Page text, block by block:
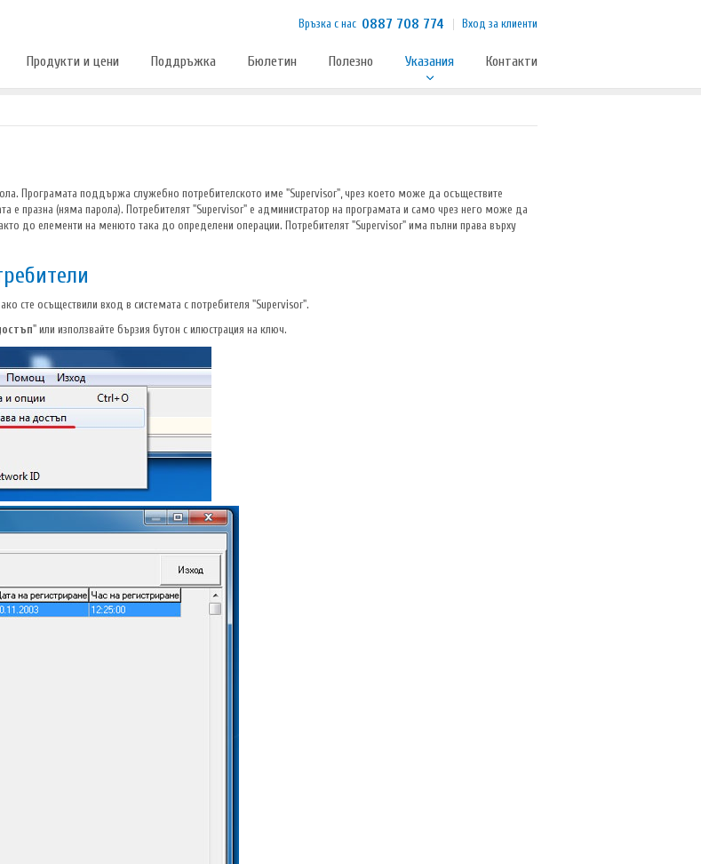
Продукти и цени Поддръжка Бюлетин Полезно Указания Контакти
Връзка с нас 0887 708 774 Вход за клиенти
Програмата поддържа служебно потребителското име "Supervisor", чрез което може да осъществите
е празна (няма парола). Потребителят "Supervisor" е администратор на програмата и само чрез него може да
до елементи на менюто така до определени операции. Потребителят "Supervisor" има пълни права върху
сте осъществили вход в системата с потребителя "Supervisor".
" или използвайте бързия бутон с илюстрация на ключ.